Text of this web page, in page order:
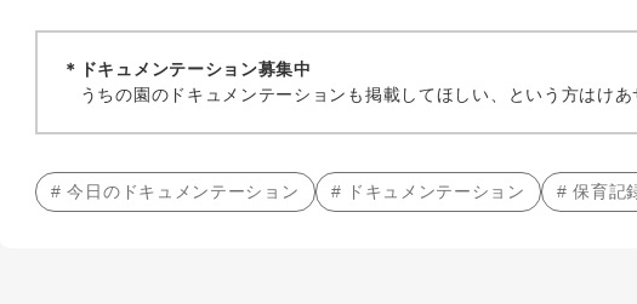
＊ドキュメンテーション募集中
うちの園のドキュメンテーションも掲載してほしい、という方はけあ
# 今日のドキュメンテーション # ドキュメンテーション # 保育記